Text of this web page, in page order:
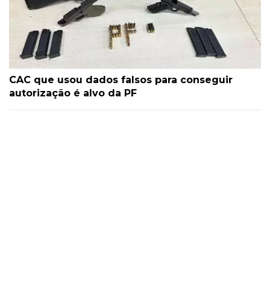
CAC que usou dados falsos para conseguir
autorização é alvo da PF